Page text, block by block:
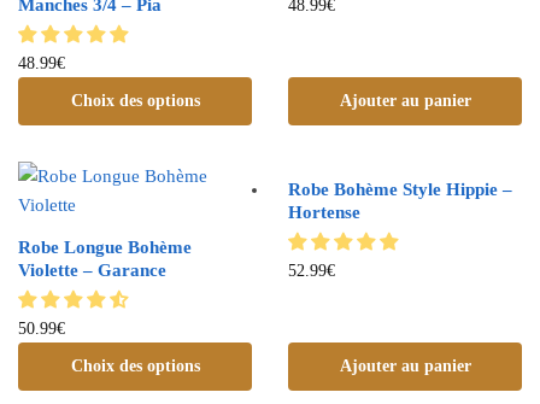
Manches 3/4 – Pia
48.99€
Choix des options
48.99€
Ajouter au panier
Robe Longue Bohème
Violette – Garance
50.99€
Choix des options
Robe Bohème Style Hippie –
Hortense
52.99€
Ajouter au panier